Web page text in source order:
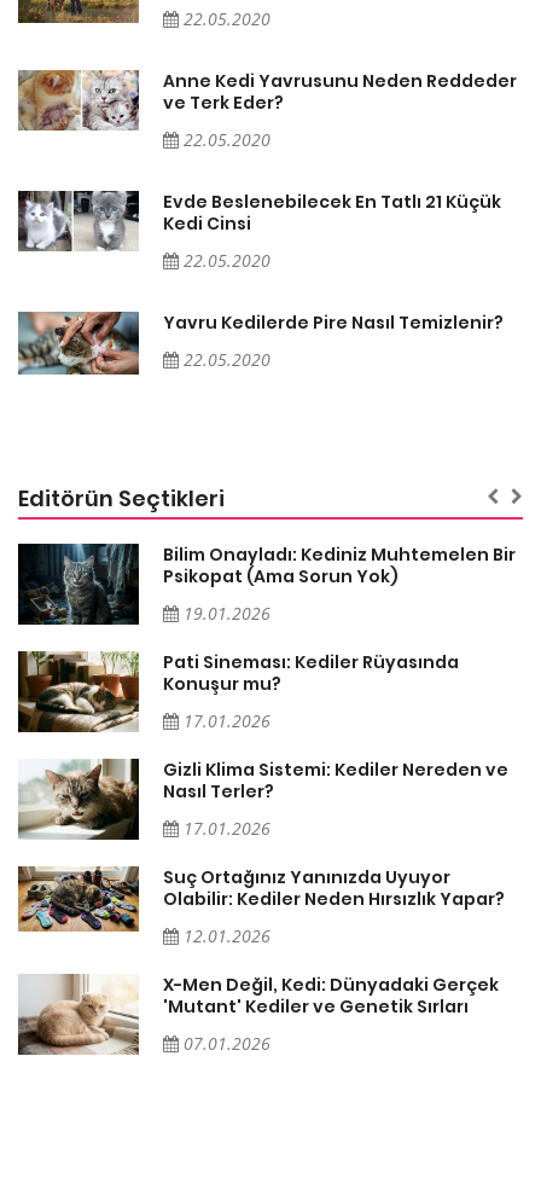
22.05.2020
Anne Kedi Yavrusunu Neden Reddeder
ve Terk Eder?
22.05.2020
Evde Beslenebilecek En Tatlı 21 Küçük
Kedi Cinsi
22.05.2020
Yavru Kedilerde Pire Nasıl Temizlenir?
22.05.2020
Editörün Seçtikleri
Bilim Onayladı: Kediniz Muhtemelen Bir
Psikopat (Ama Sorun Yok)
19.01.2026
Pati Sineması: Kediler Rüyasında
Konuşur mu?
17.01.2026
Gizli Klima Sistemi: Kediler Nereden ve
Nasıl Terler?
17.01.2026
Suç Ortağınız Yanınızda Uyuyor
Olabilir: Kediler Neden Hırsızlık Yapar?
12.01.2026
X-Men Değil, Kedi: Dünyadaki Gerçek
'Mutant' Kediler ve Genetik Sırları
07.01.2026